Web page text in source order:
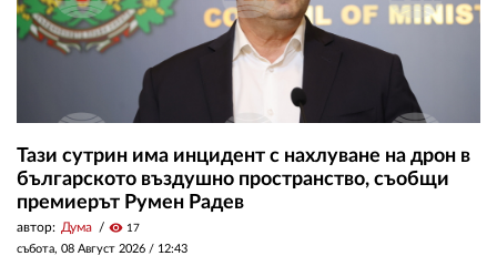
Тази сутрин има инцидент с нахлуване на дрон в
българското въздушно пространство, съобщи
премиерът Румен Радев
автор: Дума visibility 17
събота, 08 Август 2026 / 12:43